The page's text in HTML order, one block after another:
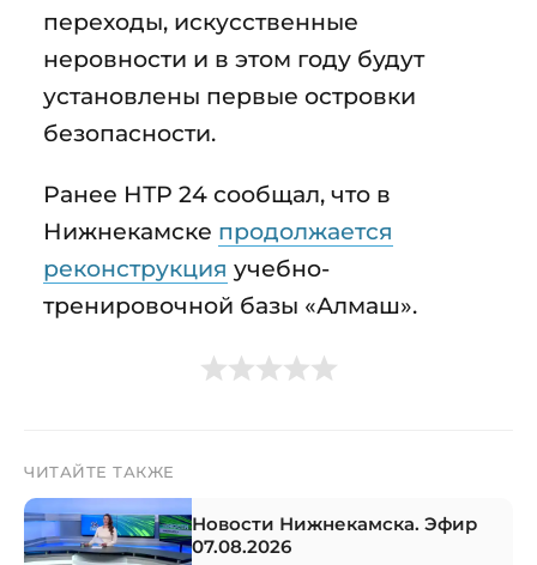
переходы, искусственные
неровности и в этом году будут
установлены первые островки
безопасности.
Ранее НТР 24 сообщал, что в
Нижнекамске продолжается
реконструкция учебно-
тренировочной базы «Алмаш».
ЧИТАЙТЕ ТАКЖЕ
Новости Нижнекамска. Эфир
07.08.2026